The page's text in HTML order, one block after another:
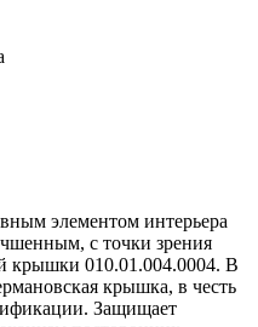
элементом интерьера
с точки зрения
крышки 010.01.004.0004. В
крышка, в честь
Защищает